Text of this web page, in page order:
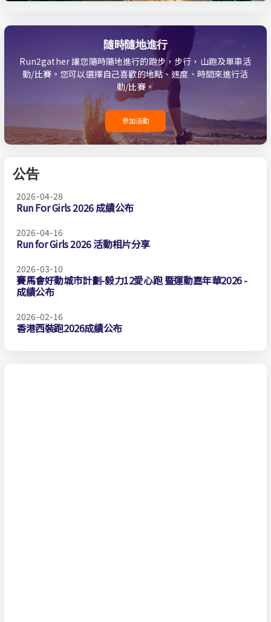
隨時隨地進行
Run2gather 讓您隨時隨地進行的跑步，步行，山跑及單車活
動/比賽。您可以選擇自己喜歡的地點、速度、時間來進行活
動/比賽。
參加活動
公告
2026-04-28
Run For Girls 2026 成績公布
2026-04-16
Run for Girls 2026 活動相片分享
2026-03-10
賽馬會好動城市計劃-毅力12愛心跑 暨運動嘉年華2026 -
成績公布
2026-02-16
香港西裝跑2026成績公布